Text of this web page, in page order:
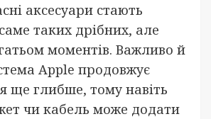
аксесуари стають
таких дрібних, але
моментів. Важливо й
Apple продовжує
ще глибше, тому навіть
чи кабель може додати